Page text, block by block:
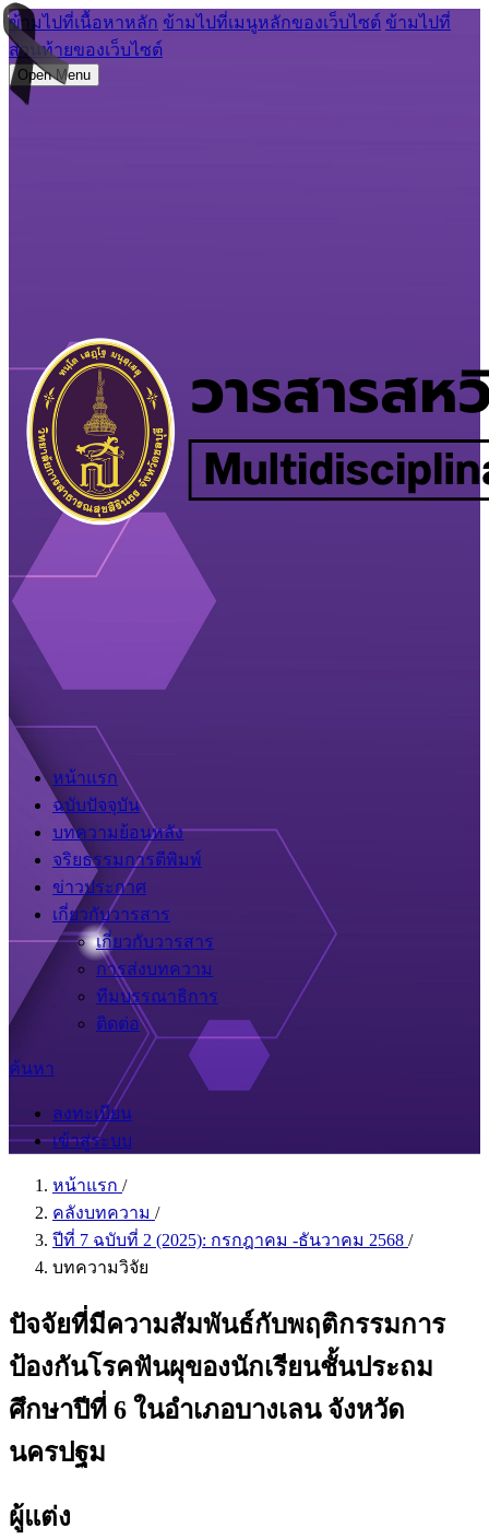
ข้ามไปที่เนื้อหาหลัก ข้ามไปที่เมนูหลักของเว็บไซต์ ข้ามไปที่
ส่วนท้ายของเว็บไซต์
Open Menu
หน้าแรก
ฉบับปัจจุบัน
บทความย้อนหลัง
จริยธรรมการตีพิมพ์
ข่าวประกาศ
เกี่ยวกับวารสาร
เกี่ยวกับวารสาร
การส่งบทความ
ทีมบรรณาธิการ
ติดต่อ
ค้นหา
ลงทะเบียน
เข้าสู่ระบบ
หน้าแรก /
คลังบทความ /
ปีที่ 7 ฉบับที่ 2 (2025): กรกฎาคม -ธันวาคม 2568 /
บทความวิจัย
ปัจจัยที่มีความสัมพันธ์กับพฤติกรรมการ
ป้องกันโรคฟันผุของนักเรียนชั้นประถม
ศึกษาปีที่ 6 ในอำเภอบางเลน จังหวัด
นครปฐม
ผู้แต่ง